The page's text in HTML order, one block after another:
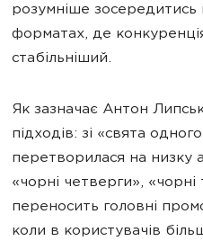
розумніше зосередитись
форматах, де
стабільніший.
Як зазначає Антон
підходів: зі «свята
перетворилася на низку
«чорні четверги»,
переносить головні
коли в користувачів